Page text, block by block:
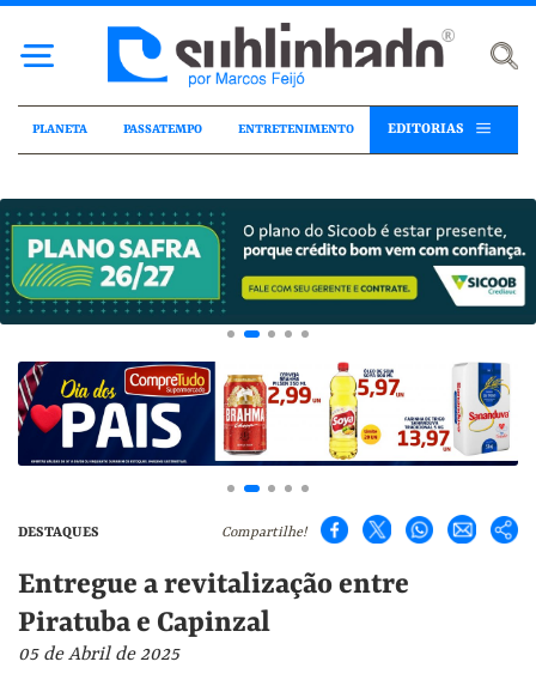
PLANETA PASSATEMPO ENTRETENIMENTO EDITORIAS
DESTAQUES Compartilhe!
Entregue a revitalização entre
Piratuba e Capinzal
05 de Abril de 2025